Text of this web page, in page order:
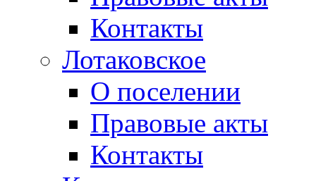
Контакты
Лотаковское
О поселении
Правовые акты
Контакты